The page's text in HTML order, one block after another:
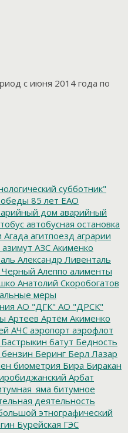
с июня 2014 года по
субботник"
85 лет ЕАО
дом аварийный
автобусная остановка
Агада агитпоезд аграрии
азимут АЗС Акименко
Александр Ливенталь
Черный Алеппо алименты
Анатолий Скоробогатов
меры
АО "ДГК" АО "ДРСК"
Артеев Артём Акименко
АЧС аэропорт аэрофлот
Бастрыкин батут Бедность
бензин Беринг Берл Лазар
биометрия Бира Биракан
Арбат
битумное
деятельность
этнографический
Бурейская ГЭС